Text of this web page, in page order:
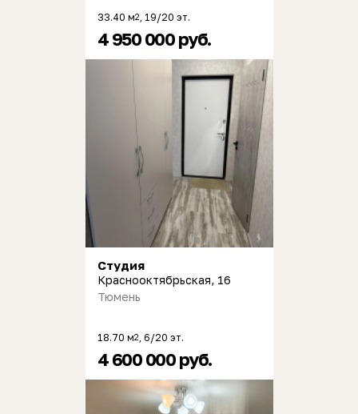
33.40 м2 , 19/20 эт.
4 950 000 руб.
Студия
Краснооктябрьская, 16
Тюмень
18.70 м2 , 6/20 эт.
4 600 000 руб.